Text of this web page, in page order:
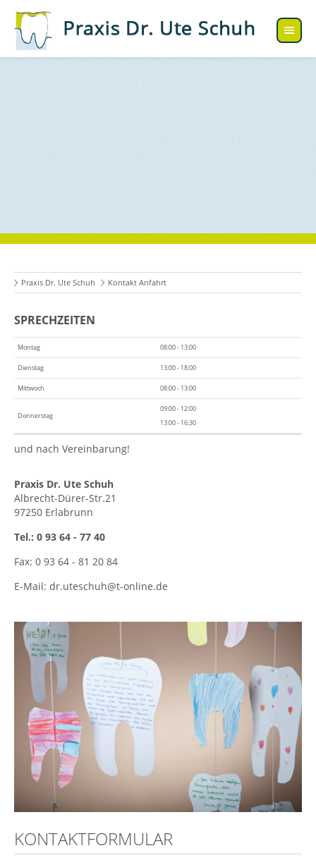
Praxis Dr. Ute Schuh Kontakt Anfahrt
SPRECHZEITEN
Montag 08:00 - 13:00
Dienstag 13:00 - 18:00
Mittwoch 08:00 - 13:00
Donnerstag
09:00 - 12:00
13:00 - 16:30
und nach Vereinbarung!
Praxis Dr. Ute Schuh
Albrecht-Dürer-Str.21
97250 Erlabrunn
Tel.: 0 93 64 - 77 40
Fax: 0 93 64 - 81 20 84
E-Mail: dr.uteschuh@t-online.de
KONTAKTFORMULAR